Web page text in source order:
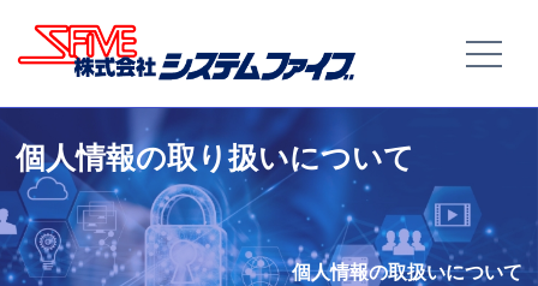
個人情報の取り扱いについて
個人情報の取扱いについて